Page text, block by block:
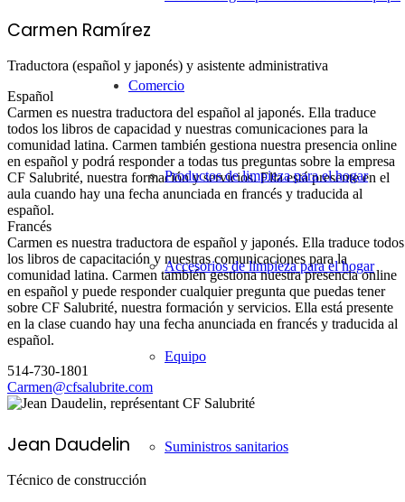
Comercio
Productos de limpieza para el hogar
Accesorios de limpieza para el hogar
Equipo
Suministros sanitarios
Carmen Ramírez
Traductora (español y japonés) y asistente administrativa
Español
Carmen es nuestra traductora del español al japonés. Ella traduce
todos los libros de capacidad y nuestras comunicaciones para la
comunidad latina. Carmen también gestiona nuestra presencia online
en español y podrá responder a todas tus preguntas sobre la empresa
CF Salubrité, nuestra formación y servicios. Ella está presente en el
aula cuando hay una fecha anunciada en francés y traducida al
español.
Francés
Carmen es nuestra traductora de español y japonés. Ella traduce todos
los libros de capacitación y nuestras comunicaciones para la
comunidad latina. Carmen también gestiona nuestra presencia online
en español y puede responder cualquier pregunta que puedas tener
sobre CF Salubrité, nuestra formación y servicios. Ella está presente
en la clase cuando hay una fecha anunciada en francés y traducida al
español.
514-730-1801
Carmen@cfsalubrite.com
Jean Daudelin
Técnico de construcción